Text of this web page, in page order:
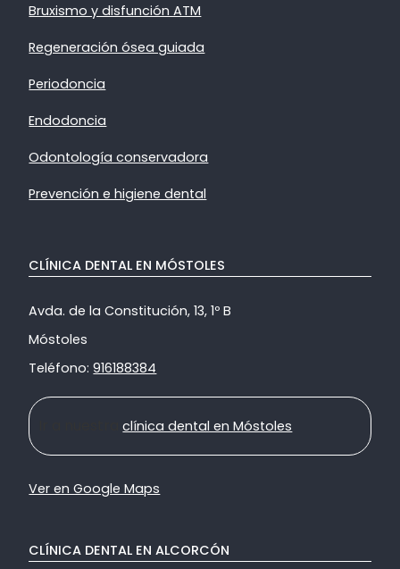
Bruxismo y disfunción ATM
Regeneración ósea guiada
Periodoncia
Endodoncia
Odontología conservadora
Prevención e higiene dental
CLÍNICA DENTAL EN MÓSTOLES
Avda. de la Constitución, 13, 1º B
Móstoles
Teléfono:916188384
Ir a nuestraclínica dental en Móstoles
Ver en Google Maps
CLÍNICA DENTAL EN ALCORCÓN